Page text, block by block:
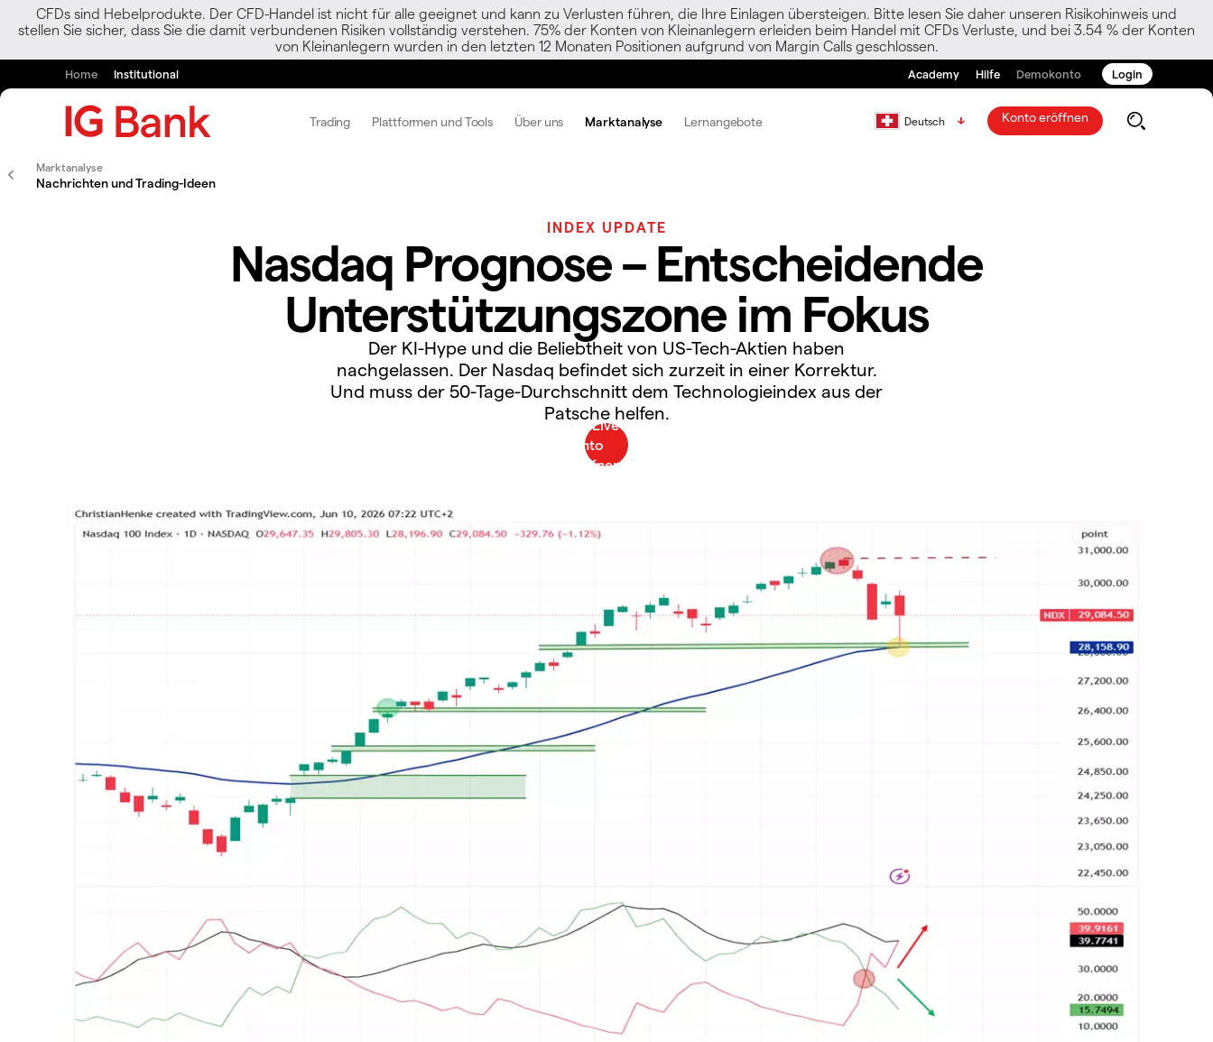
CFDs sind Hebelprodukte. Der CFD-Handel ist nicht für alle geeignet und kann zu Verlusten führen, die Ihre Einlagen übersteigen. Bitte lesen Sie daher unseren Risikohinweis und
stellen Sie sicher, dass Sie die damit verbundenen Risiken vollständig verstehen. 75% der Konten von Kleinanlegern erleiden beim Handel mit CFDs Verluste, und bei 3.54 % der Konten
von Kleinanlegern wurden in den letzten 12 Monaten Positionen aufgrund von Margin Calls geschlossen.
Home Institutional Academy Hilfe Demokonto Login
Trading Plattformen und Tools Über uns Marktanalyse Lernangebote Deutsch Konto eröffnen
Marktanalyse
Nachrichten und Trading-Ideen
INDEX UPDATE
Nasdaq Prognose – Entscheidende
Unterstützungszone im Fokus
Der KI-Hype und die Beliebtheit von US-Tech-Aktien haben
nachgelassen. Der Nasdaq befindet sich zurzeit in einer Korrektur.
Und muss der 50-Tage-Durchschnitt dem Technologieindex aus der
Patsche helfen.